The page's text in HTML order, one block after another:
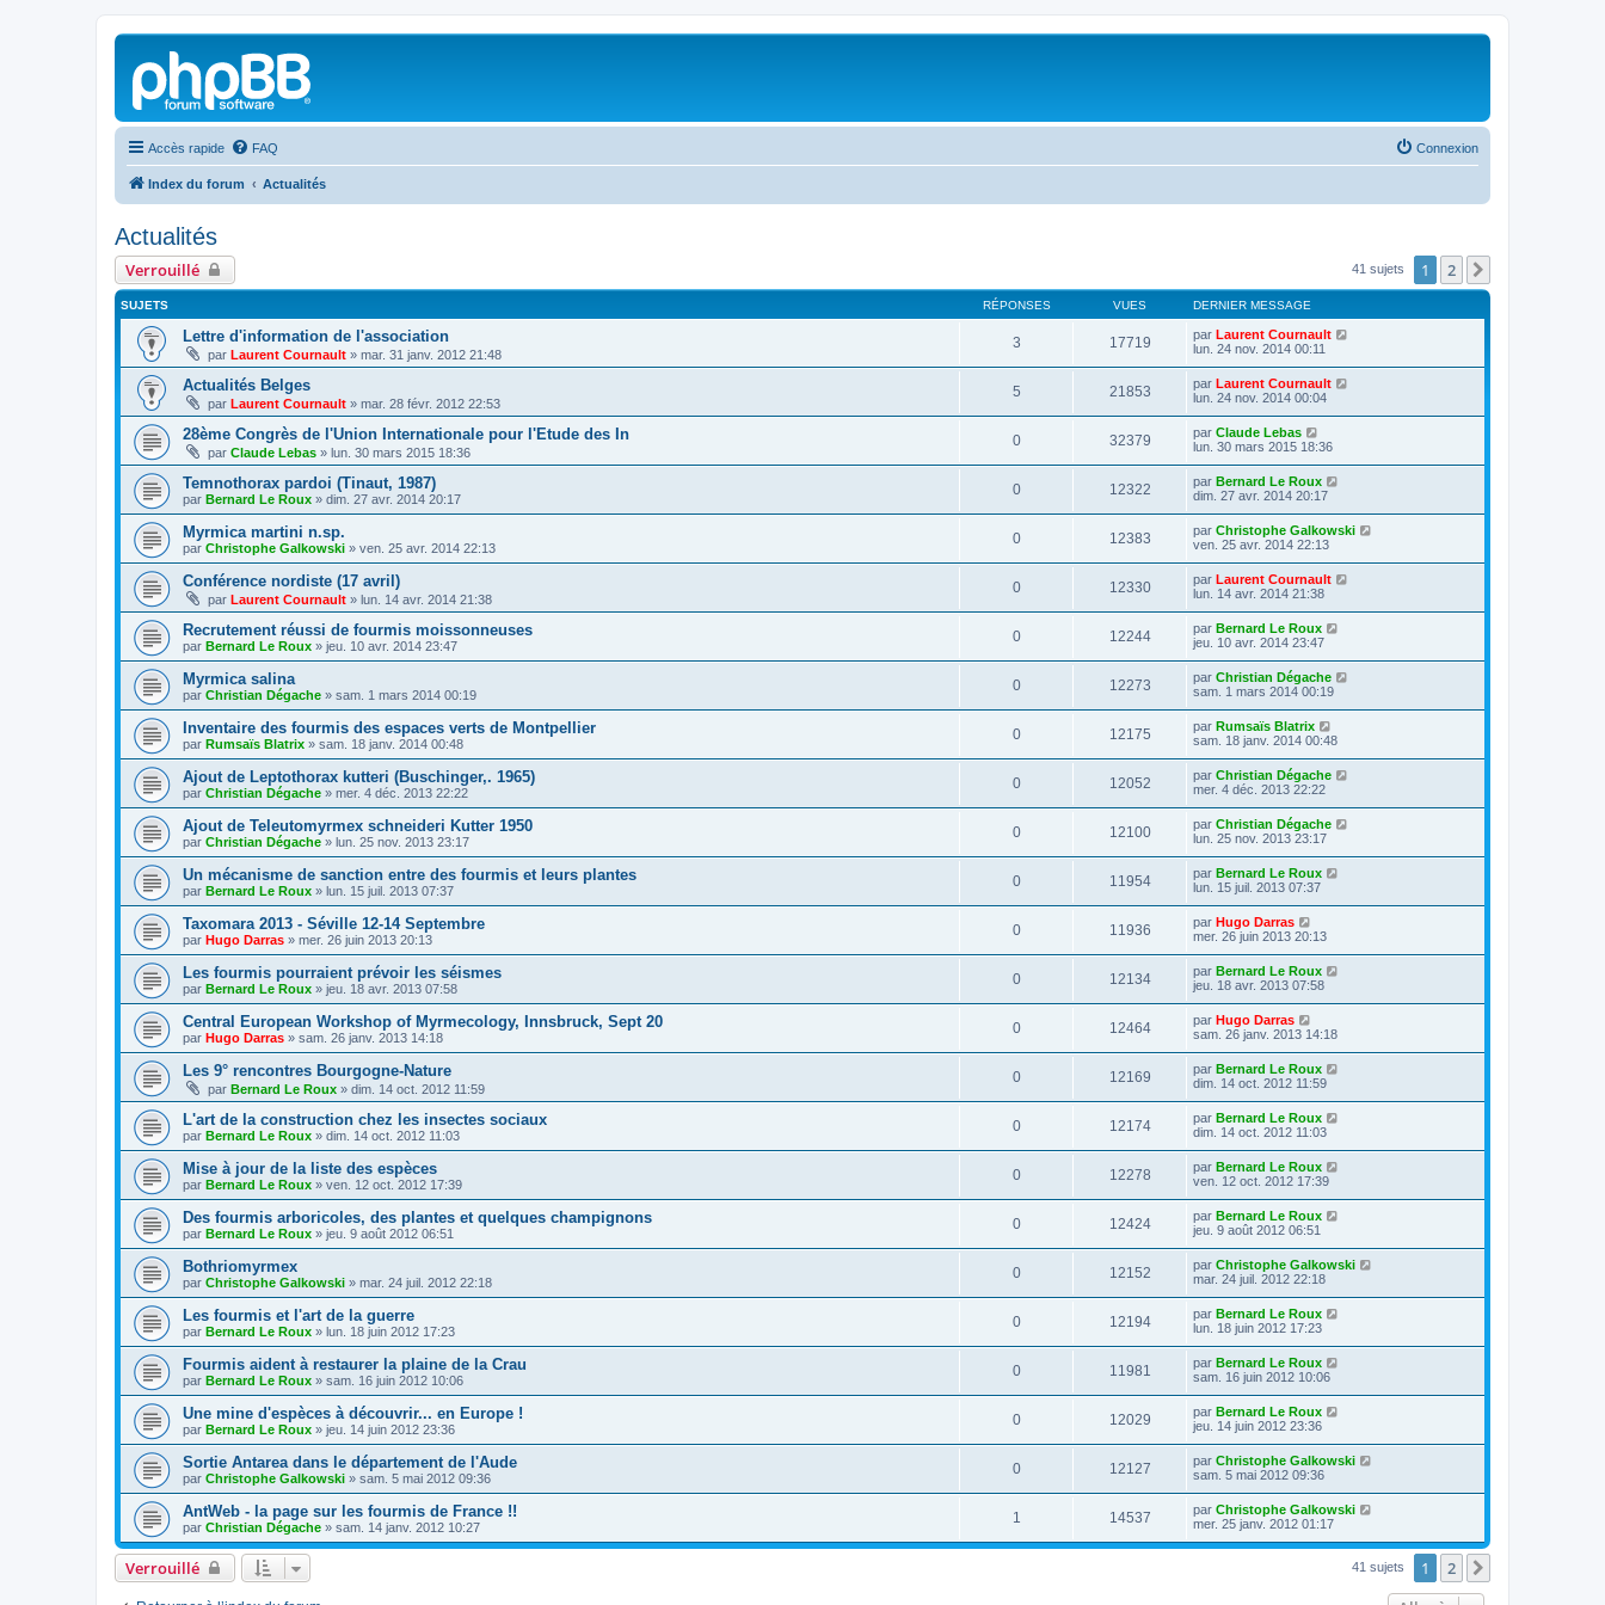
Accès rapide FAQ Connexion
Index du forum Actualités
Actualités
Verrouillé 41 sujets 1 2
SUJETS RÉPONSES VUES DERNIER MESSAGE
Lettre d'information de l'association
par Laurent Cournault » mar. 31 janv. 2012 21:48
3 17719 par Laurent Cournault
lun. 24 nov. 2014 00:11
Actualités Belges
par Laurent Cournault » mar. 28 févr. 2012 22:53
5 21853 par Laurent Cournault
lun. 24 nov. 2014 00:04
28ème Congrès de l'Union Internationale pour l'Etude des In
par Claude Lebas » lun. 30 mars 2015 18:36
0 32379 par Claude Lebas
lun. 30 mars 2015 18:36
Temnothorax pardoi (Tinaut, 1987)
par Bernard Le Roux » dim. 27 avr. 2014 20:17
0 12322 par Bernard Le Roux
dim. 27 avr. 2014 20:17
Myrmica martini n.sp.
par Christophe Galkowski » ven. 25 avr. 2014 22:13
0 12383 par Christophe Galkowski
ven. 25 avr. 2014 22:13
Conférence nordiste (17 avril)
par Laurent Cournault » lun. 14 avr. 2014 21:38
0 12330 par Laurent Cournault
lun. 14 avr. 2014 21:38
Recrutement réussi de fourmis moissonneuses
par Bernard Le Roux » jeu. 10 avr. 2014 23:47
0 12244 par Bernard Le Roux
jeu. 10 avr. 2014 23:47
Myrmica salina
par Christian Dégache » sam. 1 mars 2014 00:19
0 12273 par Christian Dégache
sam. 1 mars 2014 00:19
Inventaire des fourmis des espaces verts de Montpellier
par Rumsaïs Blatrix » sam. 18 janv. 2014 00:48
0 12175 par Rumsaïs Blatrix
sam. 18 janv. 2014 00:48
Ajout de Leptothorax kutteri (Buschinger,. 1965)
par Christian Dégache » mer. 4 déc. 2013 22:22
0 12052 par Christian Dégache
mer. 4 déc. 2013 22:22
Ajout de Teleutomyrmex schneideri Kutter 1950
par Christian Dégache » lun. 25 nov. 2013 23:17
0 12100 par Christian Dégache
lun. 25 nov. 2013 23:17
Un mécanisme de sanction entre des fourmis et leurs plantes
par Bernard Le Roux » lun. 15 juil. 2013 07:37
0 11954 par Bernard Le Roux
lun. 15 juil. 2013 07:37
Taxomara 2013 - Séville 12-14 Septembre
par Hugo Darras » mer. 26 juin 2013 20:13
0 11936 par Hugo Darras
mer. 26 juin 2013 20:13
Les fourmis pourraient prévoir les séismes
par Bernard Le Roux » jeu. 18 avr. 2013 07:58
0 12134 par Bernard Le Roux
jeu. 18 avr. 2013 07:58
Central European Workshop of Myrmecology, Innsbruck, Sept 20
par Hugo Darras » sam. 26 janv. 2013 14:18
0 12464 par Hugo Darras
sam. 26 janv. 2013 14:18
Les 9° rencontres Bourgogne-Nature
par Bernard Le Roux » dim. 14 oct. 2012 11:59
0 12169 par Bernard Le Roux
dim. 14 oct. 2012 11:59
L'art de la construction chez les insectes sociaux
par Bernard Le Roux » dim. 14 oct. 2012 11:03
0 12174 par Bernard Le Roux
dim. 14 oct. 2012 11:03
Mise à jour de la liste des espèces
par Bernard Le Roux » ven. 12 oct. 2012 17:39
0 12278 par Bernard Le Roux
ven. 12 oct. 2012 17:39
Des fourmis arboricoles, des plantes et quelques champignons
par Bernard Le Roux » jeu. 9 août 2012 06:51
0 12424 par Bernard Le Roux
jeu. 9 août 2012 06:51
Bothriomyrmex
par Christophe Galkowski » mar. 24 juil. 2012 22:18
0 12152 par Christophe Galkowski
mar. 24 juil. 2012 22:18
Les fourmis et l'art de la guerre
par Bernard Le Roux » lun. 18 juin 2012 17:23
0 12194 par Bernard Le Roux
lun. 18 juin 2012 17:23
Fourmis aident à restaurer la plaine de la Crau
par Bernard Le Roux » sam. 16 juin 2012 10:06
0 11981 par Bernard Le Roux
sam. 16 juin 2012 10:06
Une mine d'espèces à découvrir... en Europe !
par Bernard Le Roux » jeu. 14 juin 2012 23:36
0 12029 par Bernard Le Roux
jeu. 14 juin 2012 23:36
Sortie Antarea dans le département de l'Aude
par Christophe Galkowski » sam. 5 mai 2012 09:36
0 12127 par Christophe Galkowski
sam. 5 mai 2012 09:36
AntWeb - la page sur les fourmis de France !!
par Christian Dégache » sam. 14 janv. 2012 10:27
1 14537 par Christophe Galkowski
mer. 25 janv. 2012 01:17
Verrouillé 41 sujets 1 2